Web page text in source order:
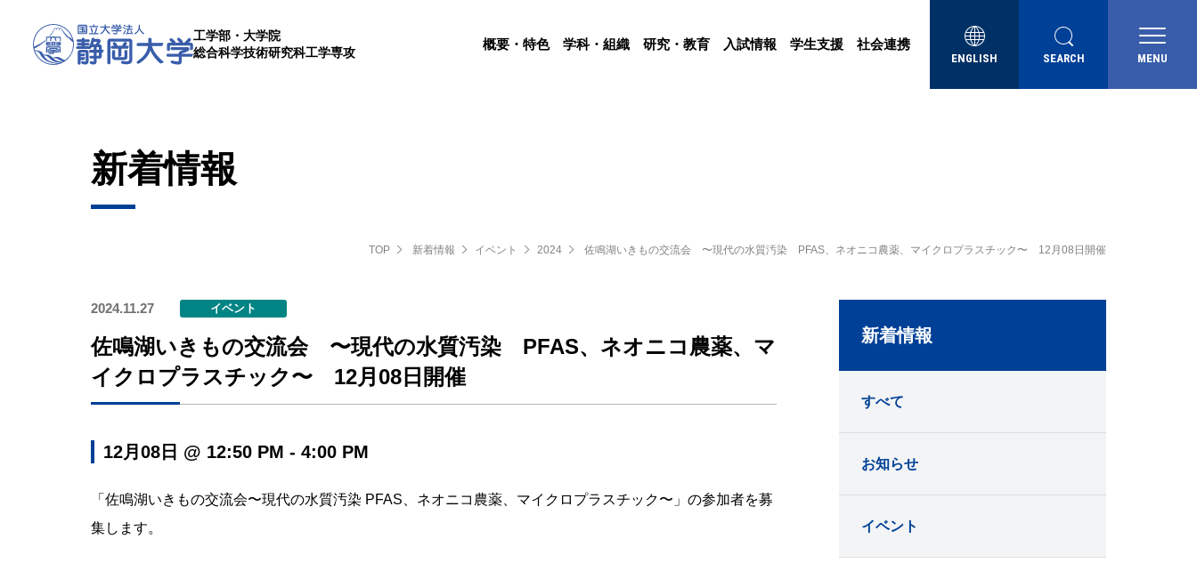
工学部・大学院
総合科学技術研究科工学専攻
概要・特色 学科・組織 研究・教育 入試情報 学生支援 社会連携
ENGLISH SEARCH MENU
新着情報
TOP 新着情報 イベント 2024 佐鳴湖いきもの交流会 〜現代の水質汚染 PFAS、ネオニコ農薬、マイクロプラスチック〜 12月08日開催
2024.11.27 イベント
佐鳴湖いきもの交流会 〜現代の水質汚染 PFAS、ネオニコ農薬、マ
イクロプラスチック〜 12月08日開催
12月08日 @ 12:50 PM - 4:00 PM
「佐鳴湖いきもの交流会〜現代の水質汚染 PFAS、ネオニコ農薬、マイクロプラスチック〜」の参加者を募
集します。
新着情報
すべて
お知らせ
イベント